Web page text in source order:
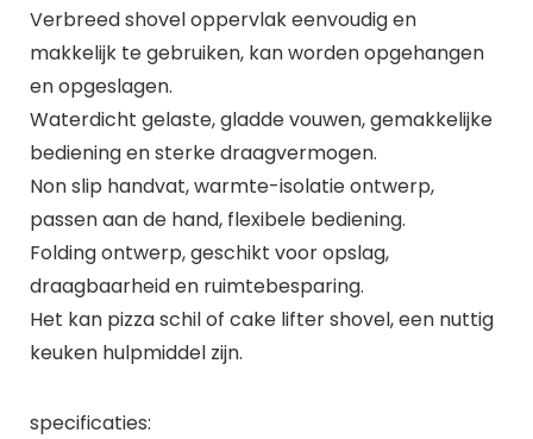
Verbreed shovel oppervlak eenvoudig en
makkelijk te gebruiken, kan worden opgehangen
en opgeslagen.
Waterdicht gelaste, gladde vouwen, gemakkelijke
bediening en sterke draagvermogen.
Non slip handvat, warmte-isolatie ontwerp,
passen aan de hand, flexibele bediening.
Folding ontwerp, geschikt voor opslag,
draagbaarheid en ruimtebesparing.
Het kan pizza schil of cake lifter shovel, een nuttig
keuken hulpmiddel zijn.
specificaties: